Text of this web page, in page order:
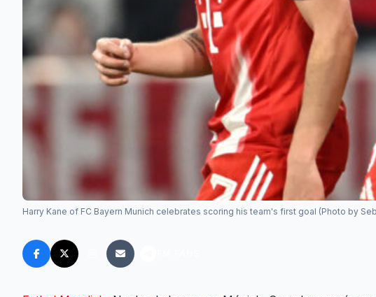
Harry Kane of FC Bayern Munich celebrates scoring his team's first goal (Photo by